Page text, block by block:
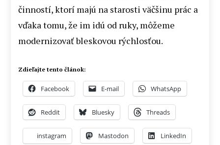
činností, ktorí majú na starosti väčšinu prác a
vďaka tomu, že im idú od ruky, môžeme
modernizovať bleskovou rýchlosťou.
Zdieľajte tento článok:
Facebook E-mail WhatsApp
Reddit Bluesky Threads
instagram Mastodon LinkedIn